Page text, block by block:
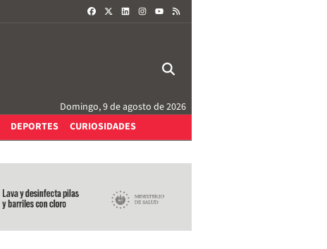
FACEBOOKLINKEDININSTAGRAM
Domingo, 9 de agosto de 2026
DEPORTES CURIOSIDADES